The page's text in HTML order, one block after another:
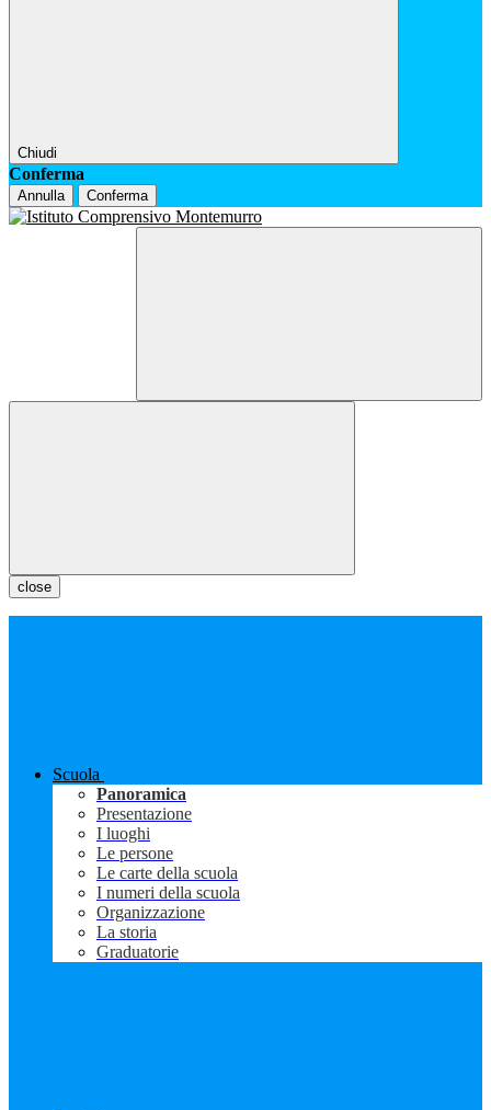
Chiudi
Conferma
Annulla Conferma
close
Scuola
Panoramica
Presentazione
I luoghi
Le persone
Le carte della scuola
I numeri della scuola
Organizzazione
La storia
Graduatorie